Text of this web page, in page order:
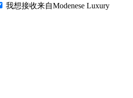
我想接收来自Modenese Luxury